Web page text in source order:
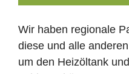
Wir haben regionale
diese und alle
um den Heizöltank